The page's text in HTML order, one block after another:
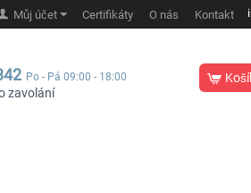
Certifikáty O nás Kontakt
Můj účet
Po - Pá 09:00 - 18:00
zavolání